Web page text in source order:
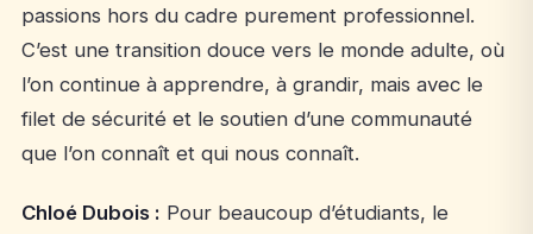
passions hors du cadre purement professionnel.
C’est une transition douce vers le monde adulte, où
l’on continue à apprendre, à grandir, mais avec le
filet de sécurité et le soutien d’une communauté
que l’on connaît et qui nous connaît.
Chloé Dubois : Pour beaucoup d’étudiants, le